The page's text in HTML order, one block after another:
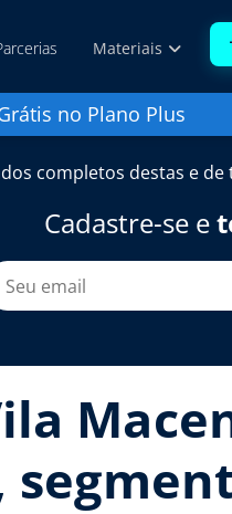
Materiais
no Plano Plus
completos destas e
Cadastre-se e